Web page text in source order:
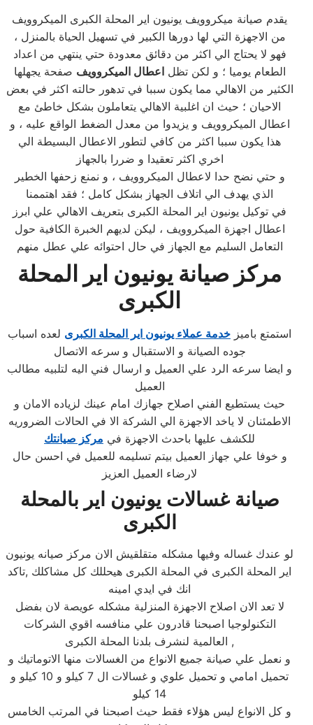
يقدم صيانة ميكروويف يونيون اير المحلة الكبرى الميكروويف
من الاجهزة التي لها دورها الكبير في تسهيل الحياة بالمنزل ،
فهو لا يحتاج الي اكثر من دقائق معدودة حتي ينتهي من اعداد
الطعام يوميا ؛ و لكن تظلاعطال الميكروويف صفحة يجهلها
الكثير من الاهالي مما يكون سببا في تدهور حالته اكثر في بعض
الاحيان ؛ حيث ان اغلبية الاهالي يتعاملون بشكل خاطئ مع
اعطال الميكروويف و يزيدوا من معدل الضغط الواقع عليه ، و
هذا يكون سببا اكثر من كافي لتطور الاعطال البسيطة الي
اخري اكثر تعقيدا و ضررا بالجهاز
و حتي نضح حدا لاعطال الميكروويف ، و نمنع زحفها الخطير
الذي يهدف الي اتلاف الجهاز بشكل كامل ؛ فقد اهتممنا
في توكيل يونيون اير المحلة الكبرى بتعريف الاهالي علي ابرز
اعطال اجهزة الميكروويف ، ليكن لديهم الخبرة الكافية حول
التعامل السليم مع الجهاز في حال احتوائه علي عطل منهم
مركز صيانة يونيون اير المحلة
الكبرى
استمتع باميز خدمة عملاء يونيون اير المحلة الكبرى لعده اسباب
جوده الصيانة و الاستقبال و سرعه الاتصال
و ايضا سرعه الرد علي العميل و ارسال فني اليه لتلبيه مطالب
العميل
حيث يستطيع الفني اصلاح جهازك امام عينك لزياده الامان و
الاطمئنان لا ياخد الاجهزة الي الشركة الا في الحالات الضروريه
للكشف عليها باحدث الاجهزة في مركز صيانتك
و خوفا علي جهاز العميل بيتم تسليمه للعميل في احسن حال
لارضاء العميل العزيز
صيانة غسالات يونيون اير بالمحلة
الكبرى
لو عندك غساله وفيها مشكله متقلقيش الان مركز صيانه يونيون
اير المحلة الكبرى في المحلة الكبرى هيحللك كل مشاكلك ,تاكد
انك في ايدي امينه
لا تعد الان اصلاح الاجهزة المنزلية مشكله عويصة لان بفضل
التكنولوجيا اصبحنا قادرون علي منافسه اقوي الشركات
العالمية لنشرف بلدنا المحلة الكبرى ,
و نعمل علي صيانة جميع الانواع من الغسالات منها الاتوماتيك و
تحميل امامي و تحميل علوي و غسالات ال 7 كيلو و 10 كيلو و
14 كيلو
و كل الانواع ليس هؤلاء فقط حيث اصبحنا في المرتب الخامس